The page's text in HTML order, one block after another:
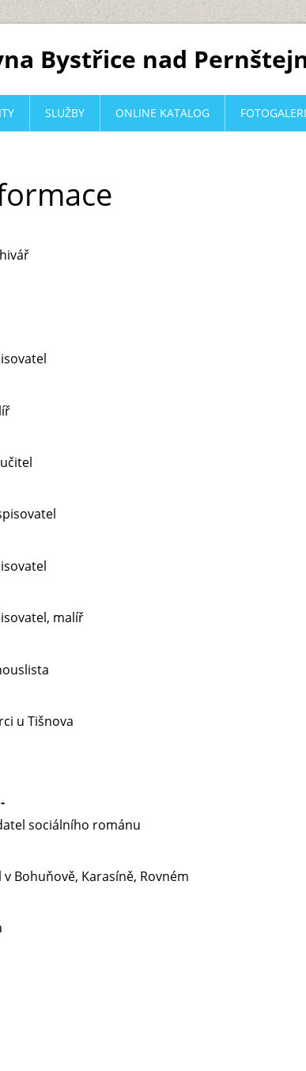
Bystřice nad
malíř
u Tišnova
sociálního románu
Bohuňově, Karasíně, Rovném
SLUŽBY ONLINE KATALOG